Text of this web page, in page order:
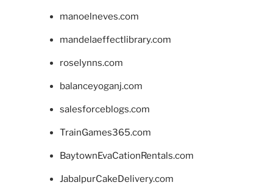
manoelneves.com
mandelaeffectlibrary.com
roselynns.com
balanceyoganj.com
salesforceblogs.com
TrainGames365.com
BaytownEvaCationRentals.com
JabalpurCakeDelivery.com